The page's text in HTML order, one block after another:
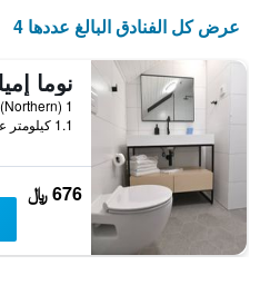
عرض كل الفنادق البالغ عددها 4
1.1 كيلومتر عن وسط المدينة
676 ﷼